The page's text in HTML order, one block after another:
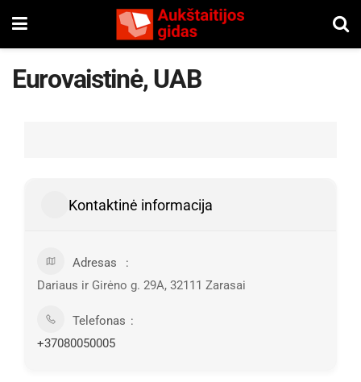
Eurovaistinė, UAB
Kontaktinė informacija
Adresas
Dariaus ir Girėno g. 29A, 32111 Zarasai
Telefonas
+37080050005